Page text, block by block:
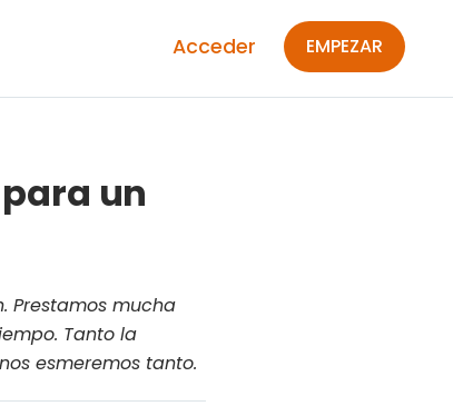
EMPEZAR
Acceder
un
Prestamos mucha
Tanto la
esmeremos tanto.